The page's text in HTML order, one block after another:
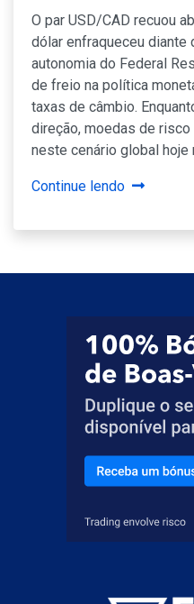
O par USD/CAD recuou
dólar enfraqueceu diante
autonomia do Federal
de freio na política
taxas de câmbio.
direção, moedas de
neste cenário global hoje
Continue lendo